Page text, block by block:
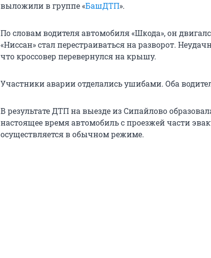
выложили в группе «БашДТП».
По словам водителя автомобиля «Шкода», он
«Ниссан» стал перестраиваться на разворот.
что кроссовер перевернулся на крышу.
Участники аварии отделались ушибами. Оба
В результате ДТП на выезде из Сипайлово
настоящее время автомобиль с проезжей части
осуществляется в обычном режиме.